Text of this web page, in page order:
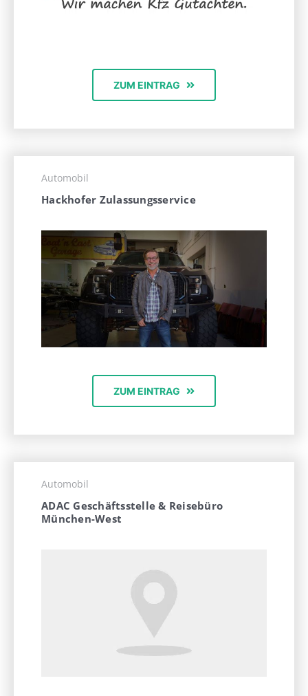
ZUM EINTRAG
Automobil
Hackhofer Zulassungsservice
ZUM EINTRAG
Automobil
ADAC Geschäftsstelle & Reisebüro
München-West